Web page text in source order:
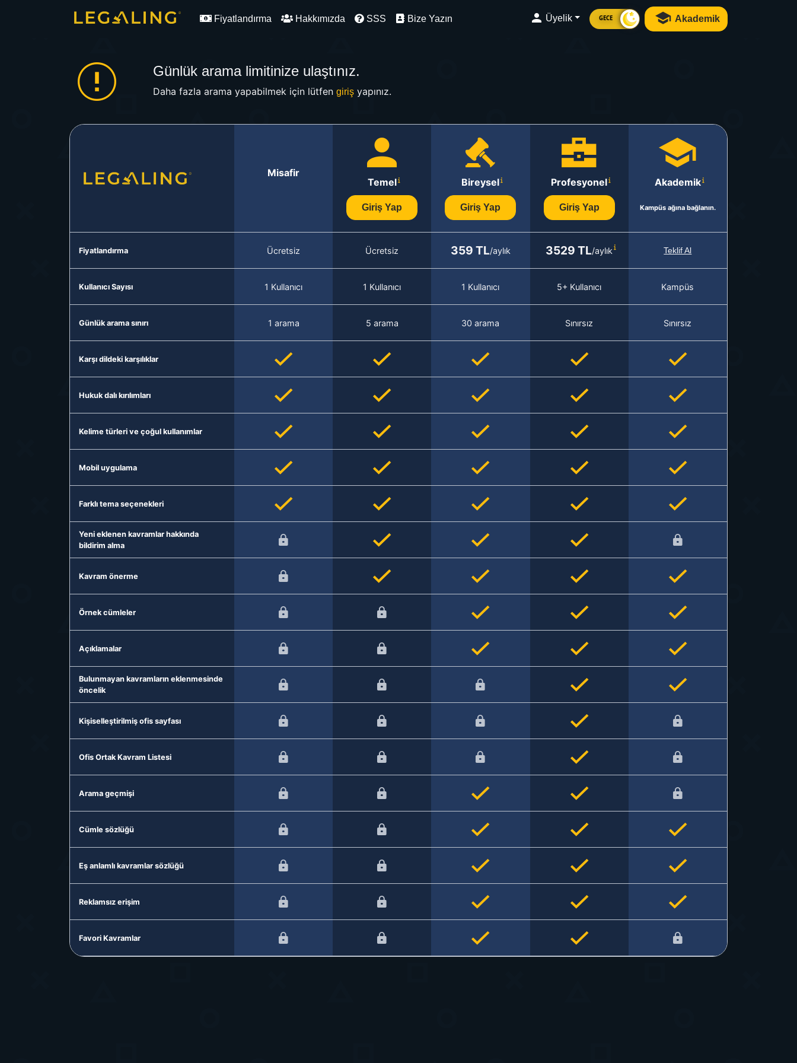
Fiyatlandırma Hakkımızda SSS Bize Yazın Üyelik GECE Akademik
Günlük arama limitinize ulaştınız.
Daha fazla arama yapabilmek için lütfen girişyapınız.
Misafir
Temel
Giriş Yap
Bireysel
Giriş Yap
Profesyonel
Giriş Yap
Akademik
Kampüs ağına bağlanın.
Fiyatlandırma Ücretsiz Ücretsiz 359 TL/aylık 3529 TL/aylık Teklif Al
Kullanıcı Sayısı 1 Kullanıcı 1 Kullanıcı 1 Kullanıcı 5+ Kullanıcı Kampüs
Günlük arama sınırı 1 arama 5 arama 30 arama Sınırsız Sınırsız
Karşı dildeki karşılıklar
Hukuk dalı kırılımları
Kelime türleri ve çoğul kullanımlar
Mobil uygulama
Farklı tema seçenekleri
Yeni eklenen kavramlar hakkında
bildirim alma
Kavram önerme
Örnek cümleler
Açıklamalar
Bulunmayan kavramların eklenmesinde
öncelik
Kişiselleştirilmiş ofis sayfası
Ofis Ortak Kavram Listesi
Arama geçmişi
Cümle sözlüğü
Eş anlamlı kavramlar sözlüğü
Reklamsız erişim
Favori Kavramlar